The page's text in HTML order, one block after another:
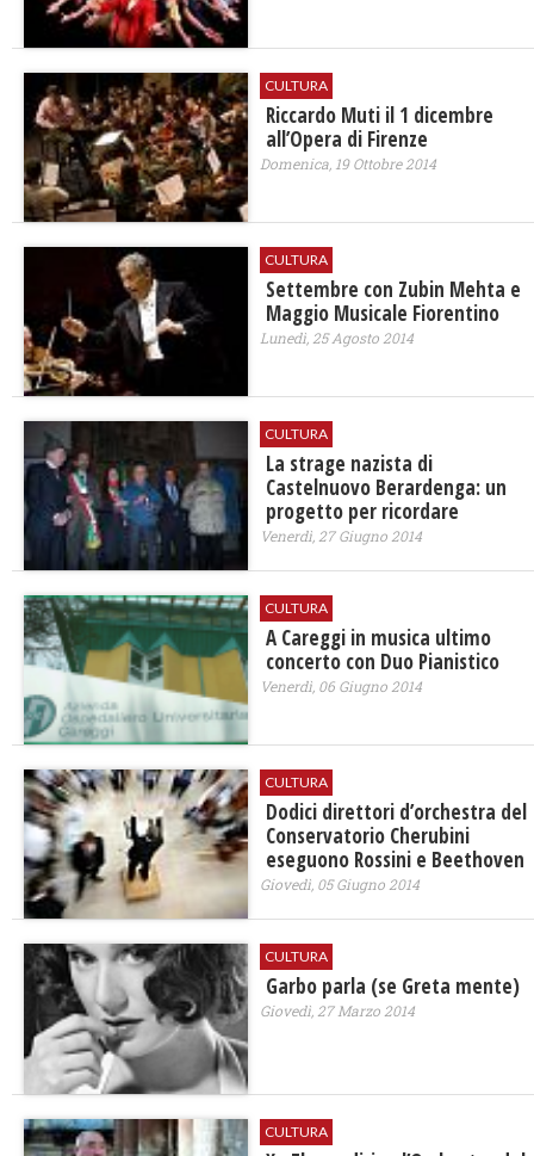
CULTURA
Riccardo Muti il 1 dicembre
all’Opera di Firenze
Domenica, 19 Ottobre 2014
CULTURA
Settembre con Zubin Mehta e
Maggio Musicale Fiorentino
Lunedì, 25 Agosto 2014
CULTURA
La strage nazista di
Castelnuovo Berardenga: un
progetto per ricordare
Venerdì, 27 Giugno 2014
CULTURA
A Careggi in musica ultimo
concerto con Duo Pianistico
Venerdì, 06 Giugno 2014
CULTURA
Dodici direttori d’orchestra del
Conservatorio Cherubini
eseguono Rossini e Beethoven
Giovedì, 05 Giugno 2014
CULTURA
Garbo parla (se Greta mente)
Giovedì, 27 Marzo 2014
CULTURA